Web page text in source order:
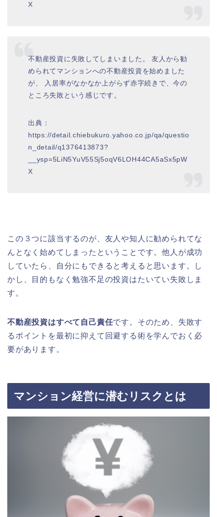
X
不動産投資に失敗してしまいました。 友人から勧
められてマンションへの不動産投資を始めました
が、 入居率がなかなか上がらず赤字続きで、今の
ところ失敗という感じです。
出典：
https://detail.chiebukuro.yahoo.co.jp/qa/questio
n_detail/q1376413873?
__ysp=5LiN5YuV55Sj5oqV6LOH44CA5aSx5pW
X
この３つに該当するのが、友人や知人に勧められてな
んとなく始めてしまったということです。他人が成功
していたら、自分にもできると考えると思います。し
かし、目的もなく勉強不足の投資はたいてい失敗しま
す。
不動産投資はすべて自己責任です。そのため、失敗す
るポイントを最初に抑えて回避する術を学んでおく必
要があります。
マンション経営に潜むリスクとは